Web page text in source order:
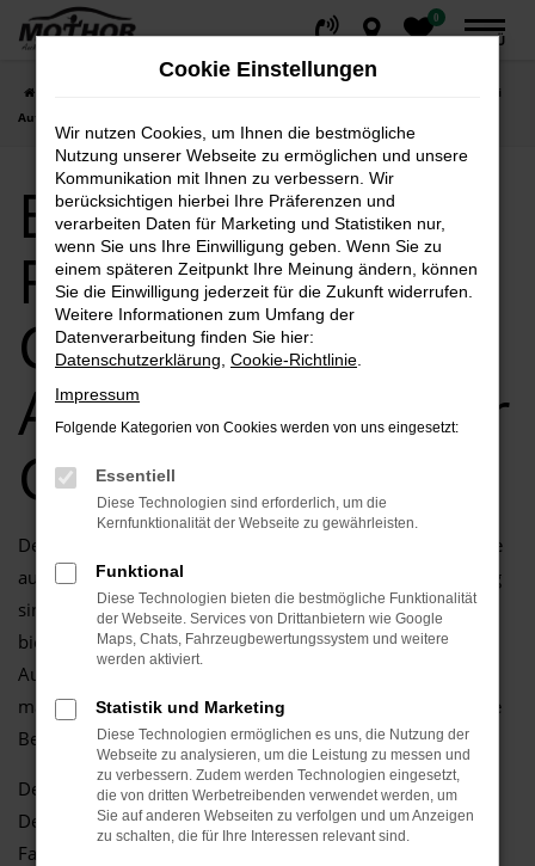
Zum
0
MENÜ
Entdecken Sie Ford Tourneo Custom bei
Autohaus Mothor GmbH
Entdecken Sie
Ford Tourneo
Custom bei
Autohaus Mothor
GmbH
Der Ford Tourneo Custom ist die perfekte Wahl für alle, die
auf der Suche nach einem flexiblen und stilvollen Fahrzeug
sind. Als Ihr vertrauenswürdiges Ford Autohaus seit 1981
bietet Ihnen Autohaus Mothor GmbH nicht nur eine große
Auswahl an Tourneo Custom Fahrzeugen, sondern auch
maßgeschneiderte Beratung, um das ideale Modell für Ihre
Bedürfnisse zu finden.
Der Ford Tourneo Custom überzeugt durch sein modernes
Design, seine innovativen Technologien und seinen hohen
Fahrkomfort. Mit seinem geräumigen Innenraum, der
Cookie Einstellungen
Wir nutzen Cookies, um Ihnen die bestmögliche
Nutzung unserer Webseite zu ermöglichen und unsere
Kommunikation mit Ihnen zu verbessern. Wir
berücksichtigen hierbei Ihre Präferenzen und
verarbeiten Daten für Marketing und Statistiken nur,
wenn Sie uns Ihre Einwilligung geben. Wenn Sie zu
einem späteren Zeitpunkt Ihre Meinung ändern, können
Sie die Einwilligung jederzeit für die Zukunft widerrufen.
Weitere Informationen zum Umfang der
Datenverarbeitung finden Sie hier:
Datenschutzerklärung Cookie-Richtlinie
Impressum
Folgende Kategorien von Cookies werden von uns eingesetzt:
Essentiell
Diese Technologien sind erforderlich, um die
Kernfunktionalität der Webseite zu gewährleisten.
Funktional
Diese Technologien bieten die bestmögliche Funktionalität
der Webseite. Services von Drittanbietern wie Google
Maps, Chats, Fahrzeugbewertungssystem und weitere
werden aktiviert.
Statistik und Marketing
Diese Technologien ermöglichen es uns, die Nutzung der
Webseite zu analysieren, um die Leistung zu messen und
zu verbessern. Zudem werden Technologien eingesetzt,
die von dritten Werbetreibenden verwendet werden, um
Sie auf anderen Webseiten zu verfolgen und um Anzeigen
zu schalten, die für Ihre Interessen relevant sind.